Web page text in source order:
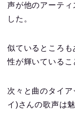
声が他のアーティ
した。
似ているところ
性が輝いているこ
次々と曲のタイ
イ)さんの歌声は